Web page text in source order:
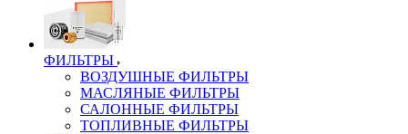
ФИЛЬТРЫ
ВОЗДУШНЫЕ ФИЛЬТРЫ
МАСЛЯНЫЕ ФИЛЬТРЫ
САЛОННЫЕ ФИЛЬТРЫ
ТОПЛИВНЫЕ ФИЛЬТРЫ